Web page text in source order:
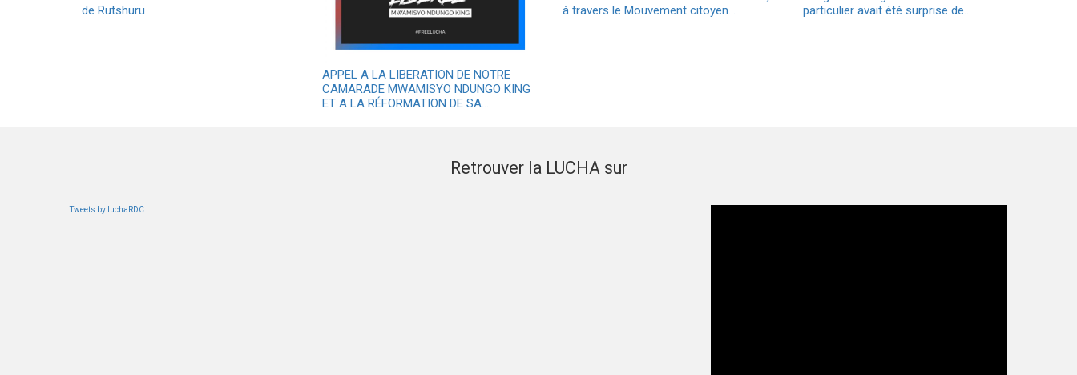
de Rutshuru
APPEL A LA LIBERATION DE NOTRE
CAMARADE MWAMISYO NDUNGO KING
ET A LA RÉFORMATION DE SA…
à travers le Mouvement citoyen…
particulier avait été surprise de…
Retrouver la LUCHA sur
Tweets by luchaRDC